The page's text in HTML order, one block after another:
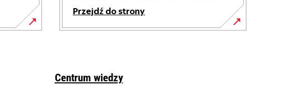
Przejdź do strony
Centrum wiedzy